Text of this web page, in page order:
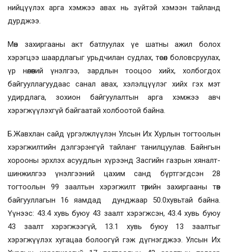
нийцүүлэх арга хэмжээ авах нь зүйтэй хэмээн тайланд
дурджээ.
Мөн захиргааны акт батлуулах үе шатны ажил болох
хэрэгцээ шаардлагыг урьдчилан судлах, төсөл боловсруулах,
үр нөлөөний үнэлгээ, зардлын тооцоо хийх, холбогдох
байгууллагуудаас санал авах, хэлэлцүүлэг хийх гэх мэт
удирдлага, зохион байгуулалтын арга хэмжээ авч
хэрэгжүүлэхгүй байгаатай холбоотой байна.
Б.Жавхлан сайд үргэлжлүүлэн Улсын Их Хурлын тогтоолын
хэрэгжилтийн дэлгэрэнгүй тайланг танилцуулав. Байнгын
хорооны эрхлэх асуудлын хүрээнд Засгийн газрын хяналт-
шинжилгээ үнэлгээний цахим санд бүртгэгдсэн 28
тогтоолын 99 заалтын хэрэгжилт төрийн захиргааны төв
байгууллагын 16 яамдад дунджаар 50.0хувьтай байна.
Үүнээс: 43.4 хувь буюу 43 заалт хэрэгжсэн, 43.4 хувь буюу
43 заалт хэрэгжээгүй, 13.1 хувь буюу 13 заалтыг
хэрэгжүүлэх хугацаа болоогүй гэж дүгнэгджээ. Улсын Их